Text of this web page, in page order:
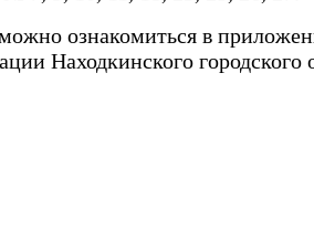
ознакомиться в
Находкинского городского